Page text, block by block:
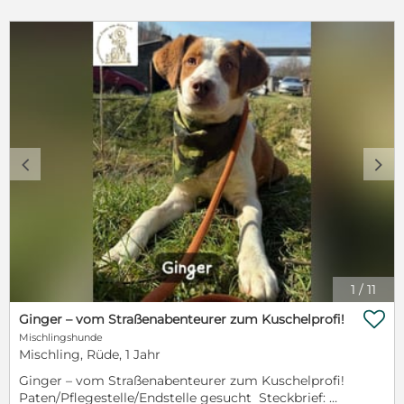
1 / 11
c d
Ginger – vom Straßenabenteurer zum Kuschelprofi!
Mischlingshunde
Mischling, Rüde, 1 Jahr
Ginger – vom Straßenabenteurer zum Kuschelprofi!
Paten/Pflegestelle/Endstelle gesucht Steckbrief:
